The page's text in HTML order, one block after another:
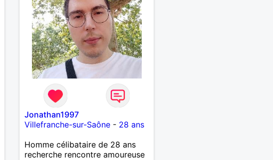
Jonathan1997
Villefranche-sur-Saône - 28 ans
Homme célibataire de 28 ans
recherche rencontre amoureuse